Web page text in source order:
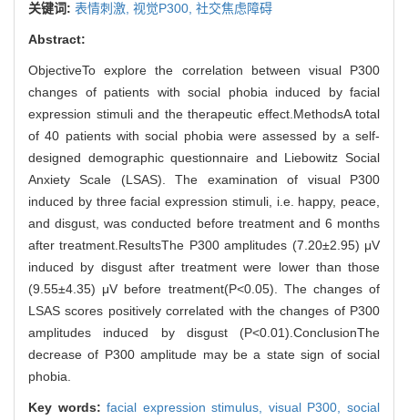
关键词: 表情刺激, 视觉P300, 社交焦虑障碍
Abstract:
ObjectiveTo explore the correlation between visual P300
changes of patients with social phobia induced by facial
expression stimuli and the therapeutic effect.MethodsA total
of 40 patients with social phobia were assessed by a self-
designed demographic questionnaire and Liebowitz Social
Anxiety Scale (LSAS). The examination of visual P300
induced by three facial expression stimuli, i.e. happy, peace,
and disgust, was conducted before treatment and 6 months
after treatment.ResultsThe P300 amplitudes (7.20±2.95) μV
induced by disgust after treatment were lower than those
(9.55±4.35) μV before treatment(P<0.05). The changes of
LSAS scores positively correlated with the changes of P300
amplitudes induced by disgust (P<0.01).ConclusionThe
decrease of P300 amplitude may be a state sign of social
phobia.
Key words:facial expression stimulus, visual P300,social